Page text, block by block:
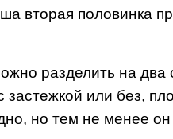
вторая половинка
разделить на два
или без,
но тем не менее